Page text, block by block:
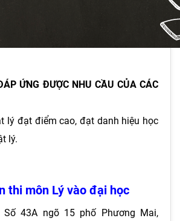
ỨNG ĐƯỢC NHU CẦU CỦA CÁC
lý đạt điểm cao, đạt danh hiệu học
lý.
thi môn Lý vào đại học
43A ngõ 15 phố Phương Mai,